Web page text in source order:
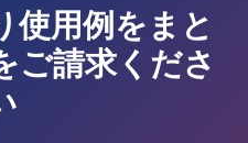
使用例をまと
ご請求くださ